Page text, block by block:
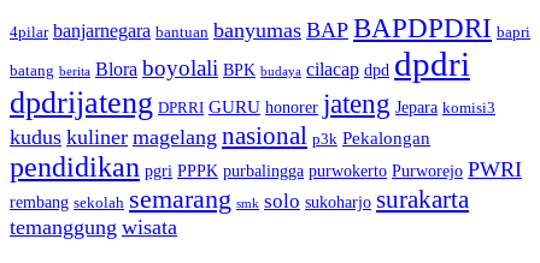
4pilar banjarnegara bantuan banyumas BAP BAPDPDRI bapri
batang berita Blora boyolali BPK budaya cilacap dpd dpdri
dpdrijateng DPRRI GURU honorer jateng Jepara komisi3
kudus kuliner magelang nasional p3k Pekalongan
pendidikan pgri PPPK purbalingga purwokerto Purworejo PWRI
rembang sekolah semarang smk solo sukoharjo surakarta
temanggung wisata